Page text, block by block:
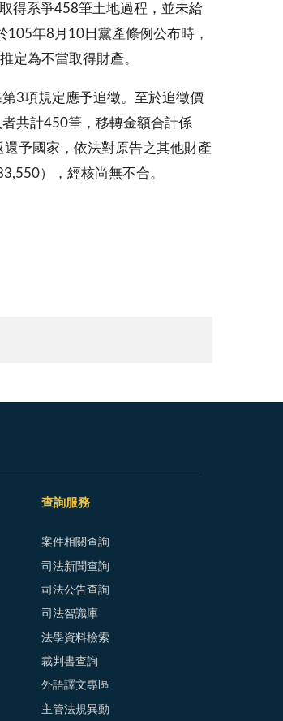
得系爭458筆土地過程，並未給
年8月10日黨產條例公布時，
定為不當取得財產。
3項規定應予追徵。至於追徵價
共計450筆，移轉金額合計係
予國家，依法對原告之其他財產
），經核尚無不合。
查詢服務
案件相關查詢
司法新聞查詢
司法公告查詢
司法智識庫
法學資料檢索
裁判書查詢
外語譯文專區
主管法規異動